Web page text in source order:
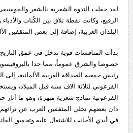
لقد حفلت الندوة الشعرية بالشعر
الرفيع، وكانت نقطة تلاق بين الكُتاب
البلدان العربية، إضافة إلى بعض المثقفين
بدأت المناقشات قوية تدخل في عمق
خصوصا والشرق عموماً، مما حدا
رئيس جمعية الصداقة العربية الألمانية،
الفرعوني لثلاثة آلاف سنة قبل الميلاد،
الفرعونية نماذج شعرية مبهرة، وهو ما أثار
دان بعضهم تخلي المثقفين العرب عن تراثهم
في أيدي الأجانب للاشتغال عليه وتحقيق